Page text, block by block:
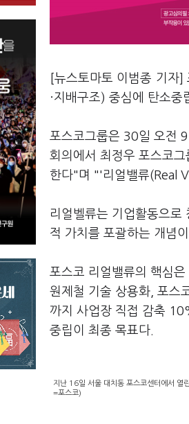
[뉴스토마토 이범종 기자]
·지배구조) 중심에 탄소
포스코그룹은 30일 오전
회의에서 최정우 포스코
한다"며 "'리얼밸류(Real
리얼벨류는 기업활동으로
적 가치를 포괄하는 개념이
포스코 리얼밸류의 핵심
원제철 기술 상용화, 포스
까지 사업장 직접 감축
중립이 최종 목표다.
지난 16일 서울 대치동 포스코센터에서 열
=포스코)